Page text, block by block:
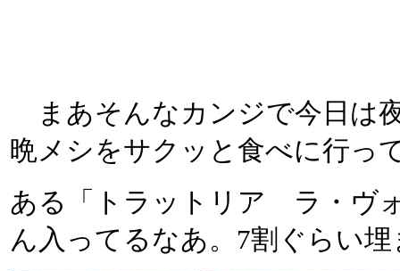
まあそんなカンジで今日は
晩メシをサクッと食べに行っ
ある「トラットリア ラ・ヴ
ん入ってるなあ。7割ぐらい